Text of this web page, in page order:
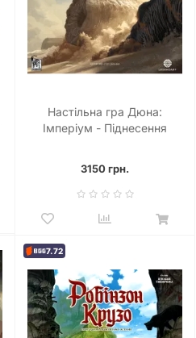
Настільна гра Дюна:
Імперіум - Піднесення
3150 грн.
7.72